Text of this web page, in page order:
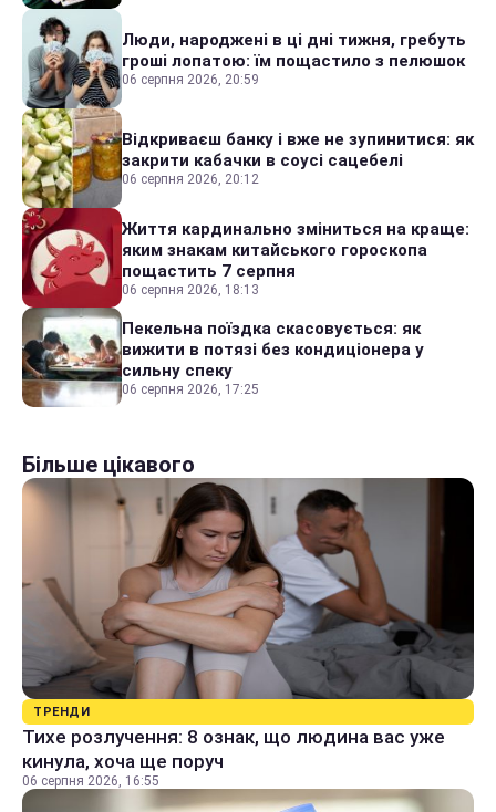
Люди, народжені в ці дні тижня, гребуть
гроші лопатою: їм пощастило з пелюшок
06 серпня 2026, 20:59
Відкриваєш банку і вже не зупинитися: як
закрити кабачки в соусі сацебелі
06 серпня 2026, 20:12
Життя кардинально зміниться на краще:
яким знакам китайського гороскопа
пощастить 7 серпня
06 серпня 2026, 18:13
Пекельна поїздка скасовується: як
вижити в потязі без кондиціонера у
сильну спеку
06 серпня 2026, 17:25
Більше цікавого
ТРЕНДИ
Тихе розлучення: 8 ознак, що людина вас уже
кинула, хоча ще поруч
06 серпня 2026, 16:55